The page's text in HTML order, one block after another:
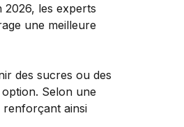
2026, les experts
une meilleure
des sucres ou des
Selon une
renforçant ainsi